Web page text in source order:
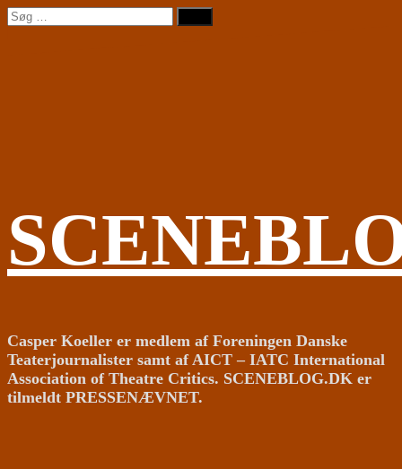
Videre
til
Søg
efter:
Casper Koeller er medlem af Foreningen Danske
Teaterjournalister samt af AICT – IATC International
Association of Theatre Critics. SCENEBLOG.DK er
tilmeldt PRESSENÆVNET.